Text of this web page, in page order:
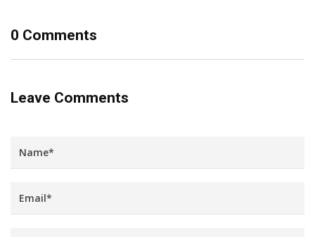
0 Comments
Leave Comments